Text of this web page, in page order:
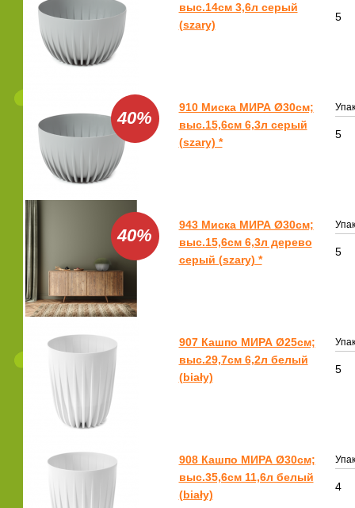
выс.14см 3,6л серый
(szary)
5
40%
910 Миска МИРА Ø30см;
выс.15,6см 6,3л серый
(szary) *
5
40%
943 Миска МИРА Ø30см;
выс.15,6см 6,3л дерево
серый (szary) *
5
907 Кашпо МИРА Ø25см;
выс.29,7см 6,2л белый
(biały)
5
908 Кашпо МИРА Ø30см;
выс.35,6см 11,6л белый
(biały)
4